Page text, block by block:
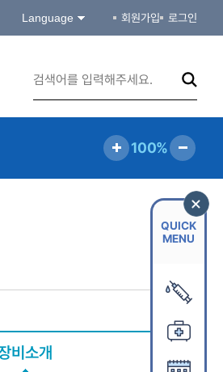
Language 회원가입 로그인
100%
비소개
QUICK
MENU